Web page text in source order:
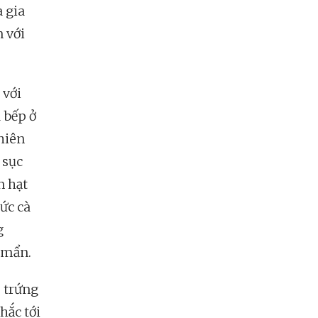
gia
với
với
ở
hạt
cà
trứng
tới